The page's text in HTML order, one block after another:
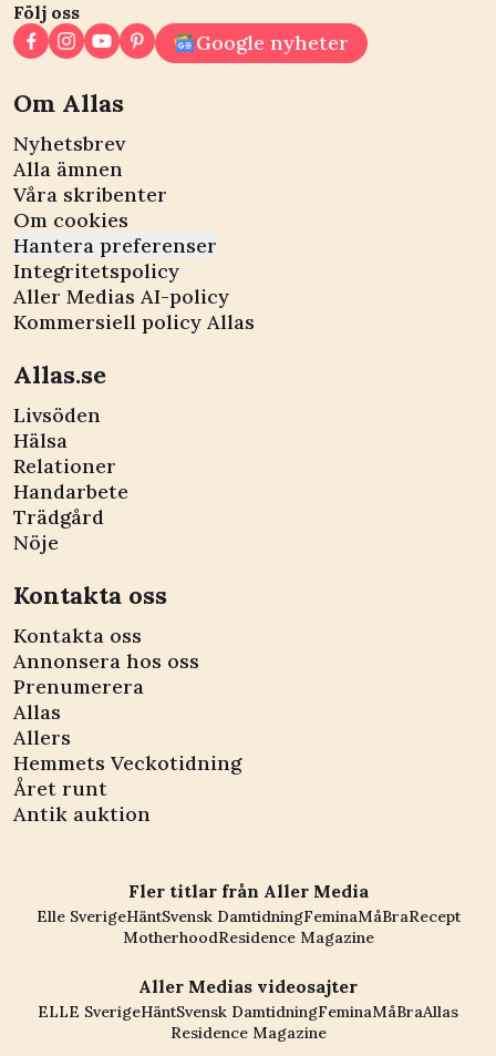
Följ oss
Google nyheter
Om Allas
Nyhetsbrev
Alla ämnen
Våra skribenter
Om cookies
Hantera preferenser
Integritetspolicy
Aller Medias AI-policy
Kommersiell policy Allas
Allas.se
Livsöden
Hälsa
Relationer
Handarbete
Trädgård
Nöje
Kontakta oss
Kontakta oss
Annonsera hos oss
Prenumerera
Allas
Allers
Hemmets Veckotidning
Året runt
Antik auktion
Fler titlar från Aller Media
Elle SverigeHäntSvensk DamtidningFeminaMåBraRecept
MotherhoodResidence Magazine
Aller Medias videosajter
ELLE SverigeHäntSvensk DamtidningFeminaMåBraAllas
Residence Magazine